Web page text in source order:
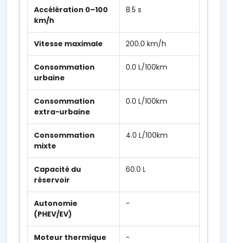
Accélération 0–100
km/h
8.5 s
Vitesse maximale 200.0 km/h
Consommation
urbaine
0.0 L/100km
Consommation
extra-urbaine
0.0 L/100km
Consommation
mixte
4.0 L/100km
Capacité du
réservoir
60.0 L
Autonomie
(PHEV/EV)
-
Moteur thermique -